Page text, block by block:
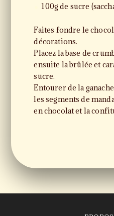
100g de sucre
Faites fondre le
décorations.
Placez la base de
ensuite la brûlée et
sucre.
Entourer de la
les segments de
en chocolat et la